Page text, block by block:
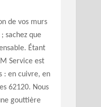
de vos murs
sachez que
Étant
Service est
: en cuivre, en
62120. Nous
gouttière